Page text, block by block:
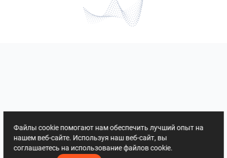
Файлы cookie помогают нам обеспечить лучший опыт на
нашем веб-сайте. Используя наш веб-сайт, вы
соглашаетесь на использование файлов cookie.